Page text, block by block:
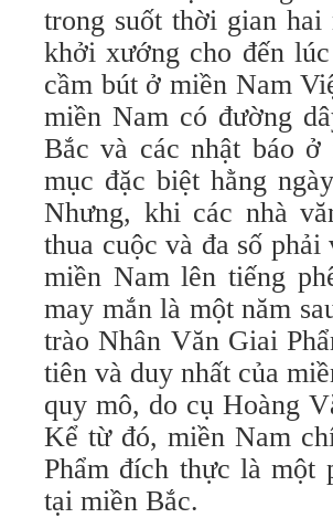
trong suốt thời gian
khởi xướng cho đến
cầm bút ở miền Nam
miền Nam có đường
Bắc và các nhật báo
mục đặc biệt hằng
Nhưng, khi các nhà
thua cuộc và đa số
miền Nam lên tiếng
may mắn là một năm
trào Nhân Văn Giai
tiên và duy nhất của
quy mô, do cụ Hoàng
Kể từ đó, miền Nam
Phẩm đích thực là một
tại miền Bắc.